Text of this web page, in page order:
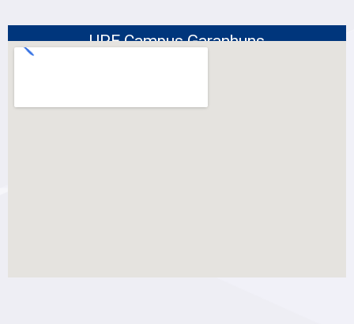
UPE Campus Garanhuns